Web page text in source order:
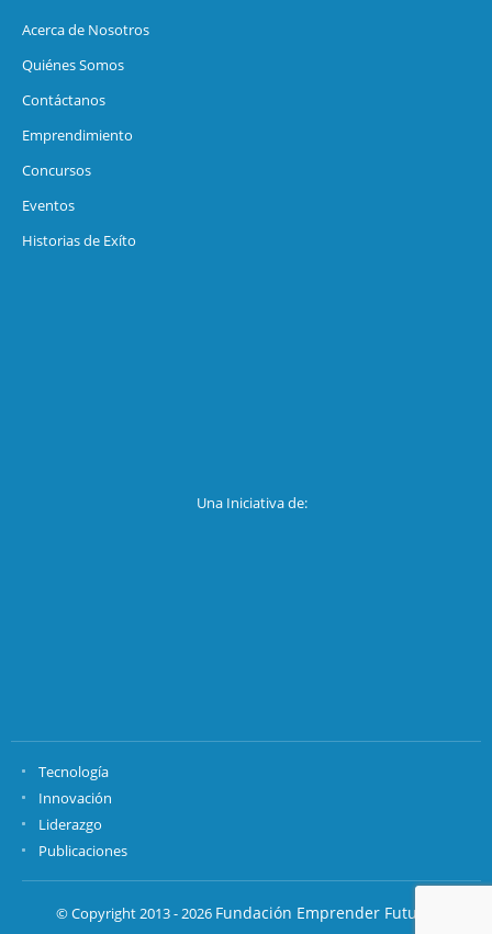
Acerca de Nosotros
Quiénes Somos
Contáctanos
Emprendimiento
Concursos
Eventos
Historias de Exíto
Una Iniciativa de:
Tecnología
Innovación
Liderazgo
Publicaciones
© Copyright 2013 - 2026 Fundación Emprender Futuro.